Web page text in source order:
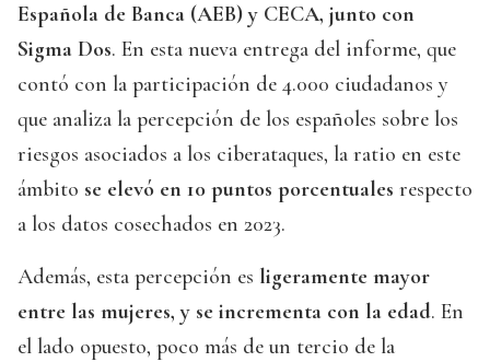
Española de Banca (AEB) y CECA, junto con
Sigma Dos. En esta nueva entrega del informe, que
contó con la participación de 4.000 ciudadanos y
que analiza la percepción de los españoles sobre los
riesgos asociados a los ciberataques, la ratio en este
ámbito se elevó en 10 puntos porcentuales respecto
a los datos cosechados en 2023.
Además, esta percepción es ligeramente mayor
entre las mujeres, y se incrementa con la edad. En
el lado opuesto, poco más de un tercio de la